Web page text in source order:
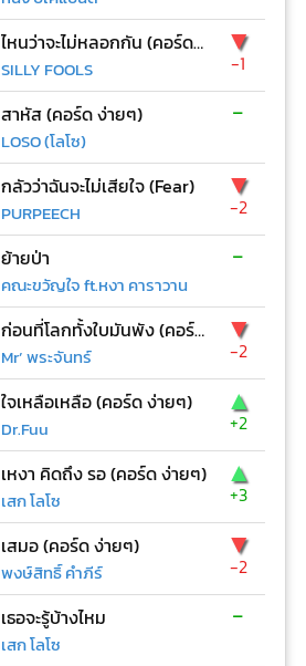
ไหนว่าจะไม่หลอกกัน (คอร์ด ง่ายๆ)
SILLY FOOLS
▼
-1
สาหัส (คอร์ด ง่ายๆ)
LOSO (โลโซ)
-
กลัวว่าฉันจะไม่เสียใจ (Fear)
PURPEECH
▼
-2
ย้ายป่า
คณะขวัญใจ ft.หงา คาราวาน
-
ก่อนที่โลกทั้งใบมันพัง (คอร์ด ง่ายๆ)
Mr’ พระจันทร์
▼
-2
ใจเหลือเหลือ (คอร์ด ง่ายๆ)
Dr.Fuu
▲
+2
เหงา คิดถึง รอ (คอร์ด ง่ายๆ)
เสก โลโซ
▲
+3
เสมอ (คอร์ด ง่ายๆ)
พงษ์สิทธิ์ คำภีร์
▼
-2
เธอจะรู้บ้างไหม
เสก โลโซ
-